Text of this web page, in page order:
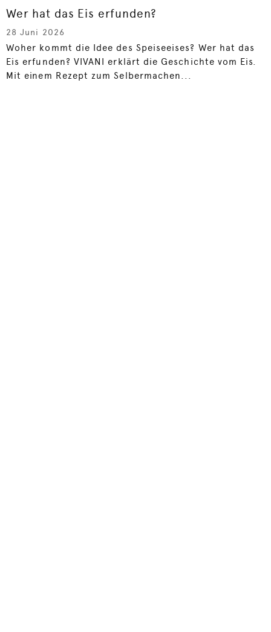
Wer hat das Eis erfunden?
28 Juni 2026
Woher kommt die Idee des Speiseeises? Wer hat das
Eis erfunden? VIVANI erklärt die Geschichte vom Eis.
Mit einem Rezept zum Selbermachen...